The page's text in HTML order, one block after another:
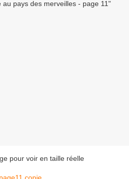
pour voir en taille réelle